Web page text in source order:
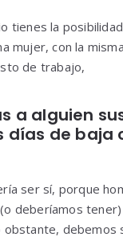
tienes la
mujer, con la
de trabajo,
a alguien
días de baja
ser sí, porque
deberíamos tener)
obstante, debemos